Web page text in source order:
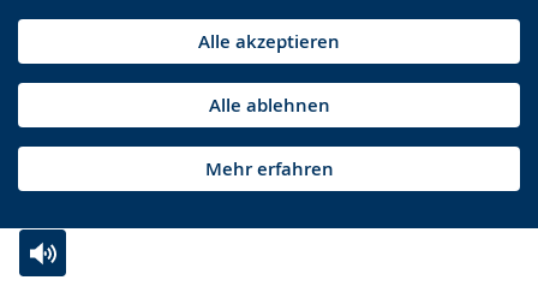
Alle akzeptieren
Alle ablehnen
Mehr erfahren